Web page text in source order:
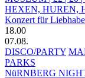
HEXEN, HUREN,
Konzert für
18.00
07.08.
DISCO/PARTY
PARKS
NüRNBERG